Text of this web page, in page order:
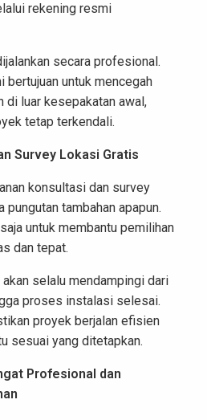
rekening resmi
secara profesional.
bertujuan untuk mencegah
di luar kesepakatan awal,
tetap terkendali.
Survey Lokasi Gratis
konsultasi dan survey
pungutan tambahan apapun.
untuk membantu pemilihan
dan tepat.
selalu mendampingi dari
proses instalasi selesai.
proyek berjalan efisien
sesuai yang ditetapkan.
Profesional dan